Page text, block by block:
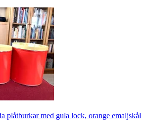
plåtburkar med gula lock, orange emaljskål